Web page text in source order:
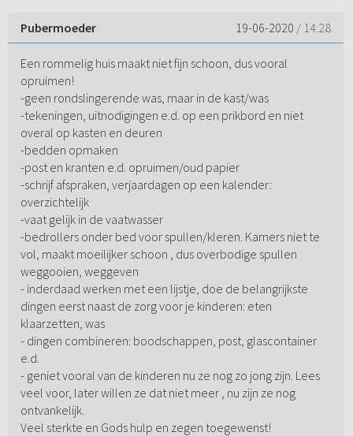
Pubermoeder 19-06-2020 / 14:28
Een rommelig huis maakt niet fijn schoon, dus vooral
opruimen!
-geen rondslingerende was, maar in de kast/was
-tekeningen, uitnodigingen e.d. op een prikbord en niet
overal op kasten en deuren
-bedden opmaken
-post en kranten e.d. opruimen/oud papier
-schrijf afspraken, verjaardagen op een kalender:
overzichtelijk
-vaat gelijk in de vaatwasser
-bedrollers onder bed voor spullen/kleren. Kamers niet te
vol, maakt moeilijker schoon , dus overbodige spullen
weggooien, weggeven
- inderdaad werken met een lijstje, doe de belangrijkste
dingen eerst naast de zorg voor je kinderen: eten
klaarzetten, was
- dingen combineren: boodschappen, post, glascontainer
e.d.
- geniet vooral van de kinderen nu ze nog zo jong zijn. Lees
veel voor, later willen ze dat niet meer , nu zijn ze nog
ontvankelijk.
Veel sterkte en Gods hulp en zegen toegewenst!